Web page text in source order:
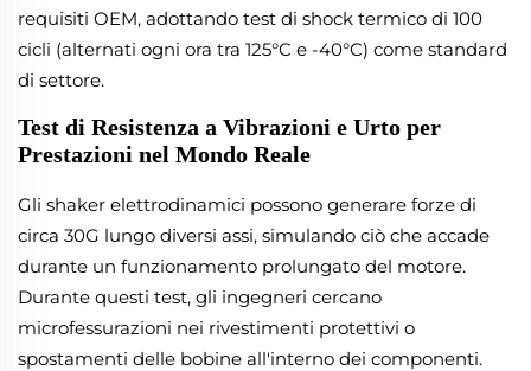
requisiti OEM, adottando test di shock termico di 100
cicli (alternati ogni ora tra 125°C e -40°C) come standard
di settore.
Test di Resistenza a Vibrazioni e Urto per
Prestazioni nel Mondo Reale
Gli shaker elettrodinamici possono generare forze di
circa 30G lungo diversi assi, simulando ciò che accade
durante un funzionamento prolungato del motore.
Durante questi test, gli ingegneri cercano
microfessurazioni nei rivestimenti protettivi o
spostamenti delle bobine all'interno dei componenti.